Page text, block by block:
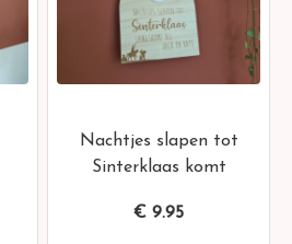
Nachtjes slapen tot
Sinterklaas komt
€ 9.95